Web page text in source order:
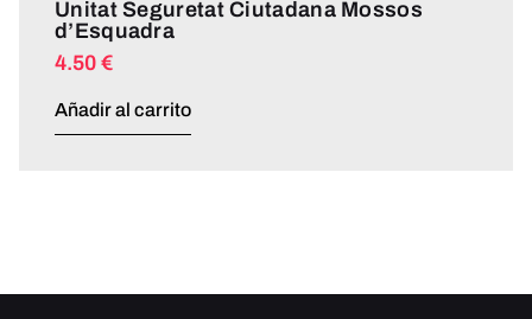
Unitat Seguretat Ciutadana Mossos
d’Esquadra
4.50 €
Añadir al carrito